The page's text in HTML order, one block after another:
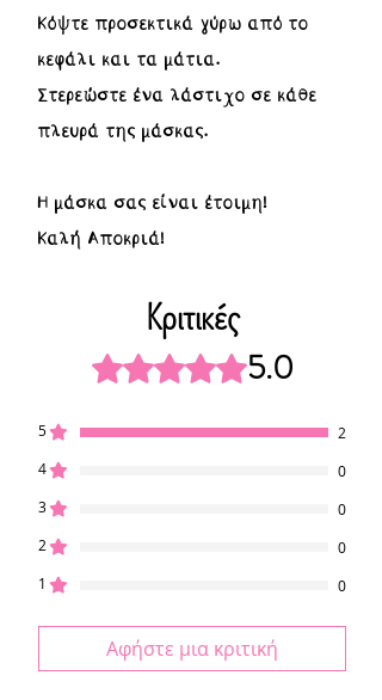
Κόψτε προσεκτικά γύρω από το
κεφάλι και τα μάτια.
Στερεώστε ένα λάστιχο σε κάθε
πλευρά της μάσκας.
Η μάσκα σας είναι έτοιμη!
Καλή Αποκριά!
Κριτικές
Βαθμολογήθηκε με 5 από 5
5.0
5
2
4
0
3
0
2
0
1
0
Αφήστε μια κριτική